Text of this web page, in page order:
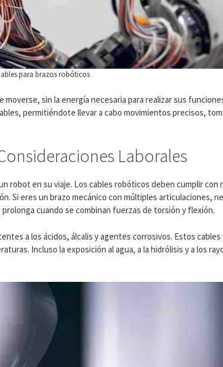
para brazos robóticos
sin la energía necesaria para realizar sus
permitiéndote llevar a cabo movimientos precisos,
Laborales
robot en su viaje. Los cables robóticos deben cumplir
Si eres un brazo mecánico con múltiples articulaciones,
cuando se combinan fuerzas de torsión y flexión.
a los ácidos, álcalis y agentes corrosivos. Estos
Incluso la exposición al agua, a la hidrólisis y a los